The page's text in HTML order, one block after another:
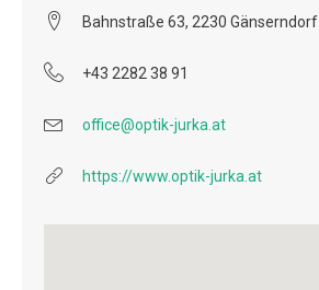
Bahnstraße 63, 2230 Gänserndorf
+43 2282 38 91
office@optik-jurka.at
https://www.optik-jurka.at